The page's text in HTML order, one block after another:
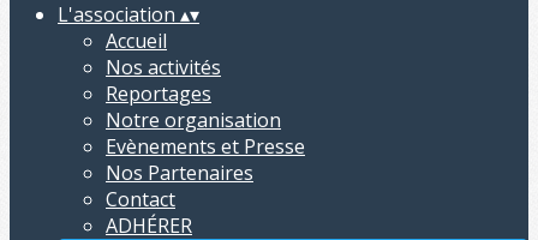
L'association ▴▾
Accueil
Nos activités
Reportages
Notre organisation
Evènements et Presse
Nos Partenaires
Contact
ADHÉRER